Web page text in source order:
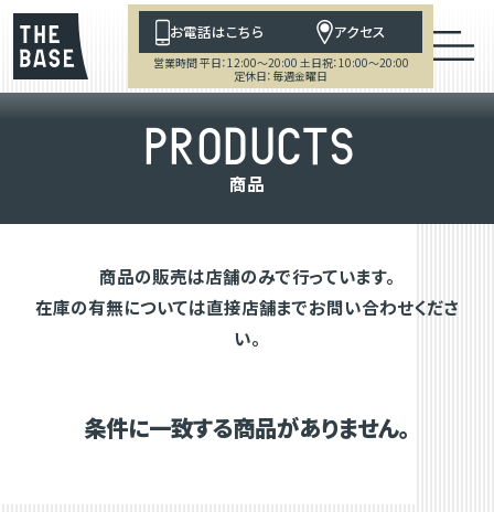
お電話はこちら アクセス
営業時間 平日：12:00～20:00 土日祝：10:00～20:00
定休日：毎週金曜日
PRODUCTS
商品
商品の販売は店舗のみで行っています。
在庫の有無については直接店舗までお問い合わせくださ
い。
条件に一致する商品がありません。